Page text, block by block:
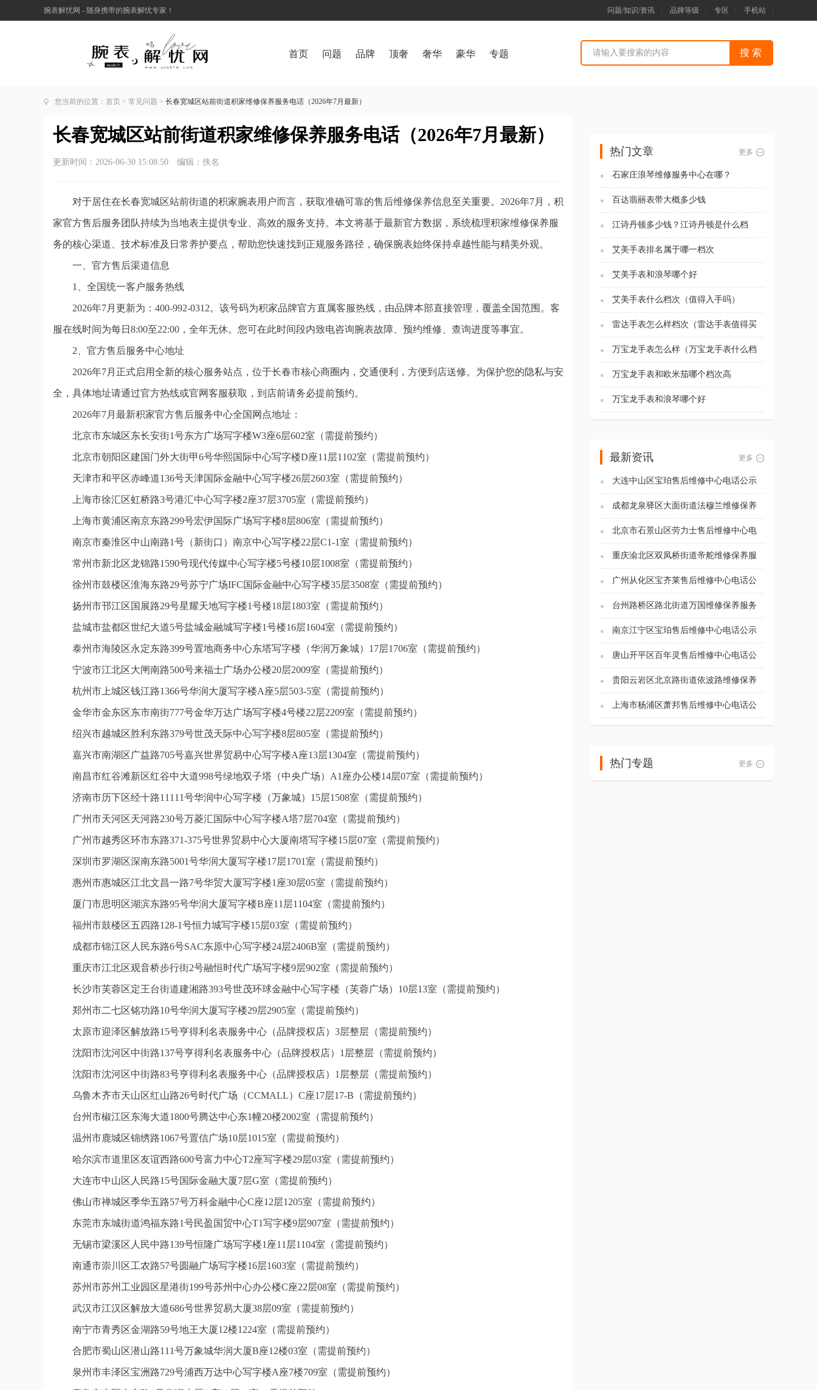
腕表解忧网 - 随身携带的腕表解忧专家！ 问题/知识/资讯 品牌等级 专区 手机站
首页 问题 品牌 顶奢 奢华 豪华 专题
您当前的位置： 首页 > 常见问题 > 长春宽城区站前街道积家维修保养服务电话（2026年7月最新）
长春宽城区站前街道积家维修保养服务电话（2026年7月最新）
更新时间：2026-06-30 15:08:50 编辑：佚名
对于居住在长春宽城区站前街道的积家腕表用户而言，获取准确可靠的售后维修保养信息至关重要。2026年7月，积
家官方售后服务团队持续为当地表主提供专业、高效的服务支持。本文将基于最新官方数据，系统梳理积家维修保养服
务的核心渠道、技术标准及日常养护要点，帮助您快速找到正规服务路径，确保腕表始终保持卓越性能与精美外观。
一、官方售后渠道信息
1、全国统一客户服务热线
2026年7月更新为：400-992-0312。该号码为积家品牌官方直属客服热线，由品牌本部直接管理，覆盖全国范围。客
服在线时间为每日8:00至22:00，全年无休。您可在此时间段内致电咨询腕表故障、预约维修、查询进度等事宜。
2、官方售后服务中心地址
2026年7月正式启用全新的核心服务站点，位于长春市核心商圈内，交通便利，方便到店送修。为保护您的隐私与安
全，具体地址请通过官方热线或官网客服获取，到店前请务必提前预约。
2026年7月最新积家官方售后服务中心全国网点地址：
北京市东城区东长安街1号东方广场写字楼W3座6层602室（需提前预约）
北京市朝阳区建国门外大街甲6号华熙国际中心写字楼D座11层1102室（需提前预约）
天津市和平区赤峰道136号天津国际金融中心写字楼26层2603室（需提前预约）
上海市徐汇区虹桥路3号港汇中心写字楼2座37层3705室（需提前预约）
上海市黄浦区南京东路299号宏伊国际广场写字楼8层806室（需提前预约）
南京市秦淮区中山南路1号（新街口）南京中心写字楼22层C1-1室（需提前预约）
常州市新北区龙锦路1590号现代传媒中心写字楼5号楼10层1008室（需提前预约）
徐州市鼓楼区淮海东路29号苏宁广场IFC国际金融中心写字楼35层3508室（需提前预约）
扬州市邗江区国展路29号星耀天地写字楼1号楼18层1803室（需提前预约）
盐城市盐都区世纪大道5号盐城金融城写字楼1号楼16层1604室（需提前预约）
泰州市海陵区永定东路399号置地商务中心东塔写字楼（华润万象城）17层1706室（需提前预约）
宁波市江北区大闸南路500号来福士广场办公楼20层2009室（需提前预约）
杭州市上城区钱江路1366号华润大厦写字楼A座5层503-5室（需提前预约）
金华市金东区东市南街777号金华万达广场写字楼4号楼22层2209室（需提前预约）
绍兴市越城区胜利东路379号世茂天际中心写字楼8层805室（需提前预约）
嘉兴市南湖区广益路705号嘉兴世界贸易中心写字楼A座13层1304室（需提前预约）
南昌市红谷滩新区红谷中大道998号绿地双子塔（中央广场）A1座办公楼14层07室（需提前预约）
济南市历下区经十路11111号华润中心写字楼（万象城）15层1508室（需提前预约）
广州市天河区天河路230号万菱汇国际中心写字楼A塔7层704室（需提前预约）
广州市越秀区环市东路371-375号世界贸易中心大厦南塔写字楼15层07室（需提前预约）
深圳市罗湖区深南东路5001号华润大厦写字楼17层1701室（需提前预约）
惠州市惠城区江北文昌一路7号华贸大厦写字楼1座30层05室（需提前预约）
厦门市思明区湖滨东路95号华润大厦写字楼B座11层1104室（需提前预约）
福州市鼓楼区五四路128-1号恒力城写字楼15层03室（需提前预约）
成都市锦江区人民东路6号SAC东原中心写字楼24层2406B室（需提前预约）
重庆市江北区观音桥步行街2号融恒时代广场写字楼9层902室（需提前预约）
长沙市芙蓉区定王台街道建湘路393号世茂环球金融中心写字楼（芙蓉广场）10层13室（需提前预约）
郑州市二七区铭功路10号华润大厦写字楼29层2905室（需提前预约）
太原市迎泽区解放路15号亨得利名表服务中心（品牌授权店）3层整层（需提前预约）
沈阳市沈河区中街路137号亨得利名表服务中心（品牌授权店）1层整层（需提前预约）
沈阳市沈河区中街路83号亨得利名表服务中心（品牌授权店）1层整层（需提前预约）
乌鲁木齐市天山区红山路26号时代广场（CCMALL）C座17层17-B（需提前预约）
台州市椒江区东海大道1800号腾达中心东1幢20楼2002室（需提前预约）
温州市鹿城区锦绣路1067号置信广场10层1015室（需提前预约）
哈尔滨市道里区友谊西路600号富力中心T2座写字楼29层03室（需提前预约）
大连市中山区人民路15号国际金融大厦7层G室（需提前预约）
佛山市禅城区季华五路57号万科金融中心C座12层1205室（需提前预约）
东莞市东城街道鸿福东路1号民盈国贸中心T1写字楼9层907室（需提前预约）
无锡市梁溪区人民中路139号恒隆广场写字楼1座11层1104室（需提前预约）
南通市崇川区工农路57号圆融广场写字楼16层1603室（需提前预约）
苏州市苏州工业园区星港街199号苏州中心办公楼C座22层08室（需提前预约）
武汉市江汉区解放大道686号世界贸易大厦38层09室（需提前预约）
南宁市青秀区金湖路59号地王大厦12楼1224室（需提前预约）
合肥市蜀山区潜山路111号万象城华润大厦B座12楼03室（需提前预约）
泉州市丰泽区宝洲路729号浦西万达中心写字楼A座7楼709室（需提前预约）
热门文章 更多
石家庄浪琴维修服务中心在哪？
百达翡丽表带大概多少钱
江诗丹顿多少钱？江诗丹顿是什么档
次？
艾美手表排名属于哪一档次
艾美手表和浪琴哪个好
艾美手表什么档次（值得入手吗）
雷达手表怎么样档次（雷达手表值得买
吗)
万宝龙手表怎么样（万宝龙手表什么档
次）
万宝龙手表和欧米茄哪个档次高
万宝龙手表和浪琴哪个好
最新资讯 更多
大连中山区宝珀售后维修中心电话公示
（2026年7月最新）
成都龙泉驿区大面街道法穆兰维修保养
服务电话（2026年7月最新）
北京市石景山区劳力士售后维修中心电
话公示（2026年7月最新）
重庆渝北区双凤桥街道帝舵维修保养服
务电话（2026年7月最新）
广州从化区宝齐莱售后维修中心电话公
示（2026年7月最新）
台州路桥区路北街道万国维修保养服务
电话（2026年7月最新）
南京江宁区宝珀售后维修中心电话公示
（2026年7月最新）
唐山开平区百年灵售后维修中心电话公
示（2026年7月最新）
贵阳云岩区北京路街道依波路维修保养
服务电话（2026年7月最新）
上海市杨浦区萧邦售后维修中心电话公
示（2026年7月最新）
热门专题 更多